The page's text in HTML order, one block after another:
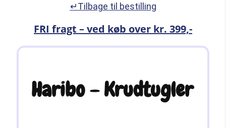
↵Tilbage til bestilling
FRI fragt – ved køb over kr. 399,-
Haribo – Krudtugler